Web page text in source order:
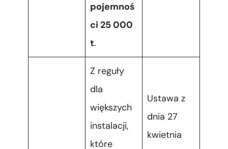
pojemnoś
ci 25 000
t.
Z reguły
dla
większych
instalacji,
które
Ustawa z
dnia 27
kwietnia